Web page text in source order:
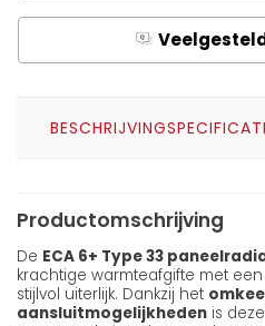
Q
BESCHRIJVING
Productomschrijving
De ECA 6+ Type 33
krachtige warmteafgifte met
stijlvol uiterlijk. Dankzij het
aansluitmogelijkheden is